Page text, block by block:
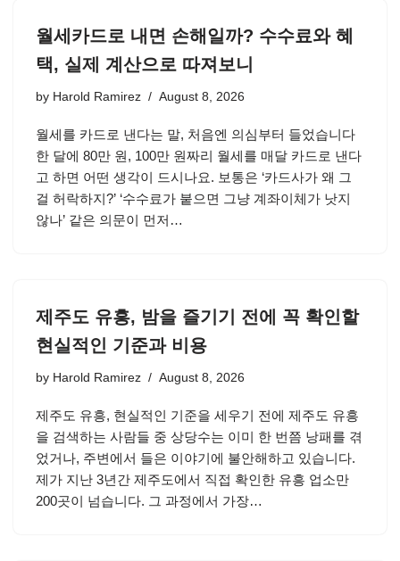
월세카드로 내면 손해일까? 수수료와 혜
택, 실제 계산으로 따져보니
by Harold Ramirez August 8, 2026
월세를 카드로 낸다는 말, 처음엔 의심부터 들었습니다
한 달에 80만 원, 100만 원짜리 월세를 매달 카드로 낸다
고 하면 어떤 생각이 드시나요. 보통은 ‘카드사가 왜 그
걸 허락하지?’ ‘수수료가 붙으면 그냥 계좌이체가 낫지
않나’ 같은 의문이 먼저…
제주도 유흥, 밤을 즐기기 전에 꼭 확인할
현실적인 기준과 비용
by Harold Ramirez August 8, 2026
제주도 유흥, 현실적인 기준을 세우기 전에 제주도 유흥
을 검색하는 사람들 중 상당수는 이미 한 번쯤 낭패를 겪
었거나, 주변에서 들은 이야기에 불안해하고 있습니다.
제가 지난 3년간 제주도에서 직접 확인한 유흥 업소만
200곳이 넘습니다. 그 과정에서 가장…